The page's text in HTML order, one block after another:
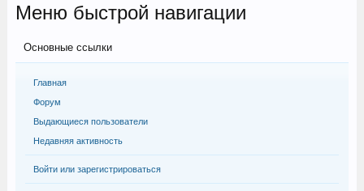
Меню быстрой навигации
Основные ссылки
Главная
Форум
Выдающиеся пользователи
Недавняя активность
Войти или зарегистрироваться